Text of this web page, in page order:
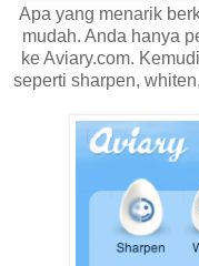
Apa yang menarik
mudah. Anda hanya
ke Aviary.com.
seperti sharpen,